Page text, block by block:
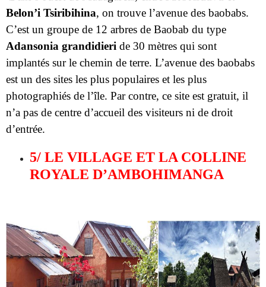
implantés sur le chemin de terre. L’avenue des baobabs
est un des sites les plus populaires et les plus
photographiés de l’île. Par contre, ce site est gratuit, il
n’a pas de centre d’accueil des visiteurs ni de droit
d’entrée.
5/ LE VILLAGE ET LA COLLINE
ROYALE D’AMBOHIMANGA